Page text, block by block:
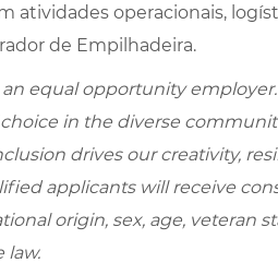
atividades operacionais,
de Empilhadeira.
an equal opportunity
in the diverse
drives our creativity,
applicants will receive
origin, sex, age, veteran
law.